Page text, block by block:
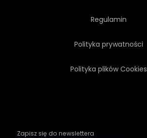
Regulamin
Polityka prywatności
Polityka plików Cookies
Zapisz się do newslettera